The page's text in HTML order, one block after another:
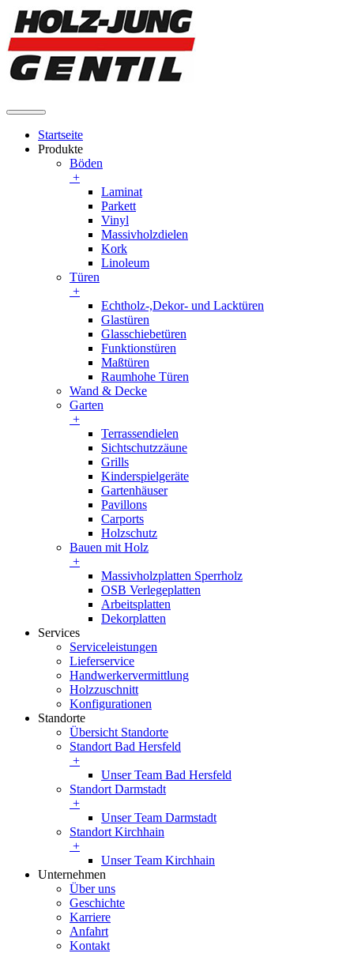
Startseite
Produkte
Böden
+
Laminat
Parkett
Vinyl
Massivholzdielen
Kork
Linoleum
Türen
+
Echtholz-,Dekor- und Lacktüren
Glastüren
Glasschiebetüren
Funktionstüren
Maßtüren
Raumhohe Türen
Wand & Decke
Garten
+
Terrassendielen
Sichtschutzzäune
Grills
Kinderspielgeräte
Gartenhäuser
Pavillons
Carports
Holzschutz
Bauen mit Holz
+
Massivholzplatten Sperrholz
OSB Verlegeplatten
Arbeitsplatten
Dekorplatten
Services
Serviceleistungen
Lieferservice
Handwerkervermittlung
Holzzuschnitt
Konfigurationen
Standorte
Übersicht Standorte
Standort Bad Hersfeld
+
Unser Team Bad Hersfeld
Standort Darmstadt
+
Unser Team Darmstadt
Standort Kirchhain
+
Unser Team Kirchhain
Unternehmen
Über uns
Geschichte
Karriere
Anfahrt
Kontakt